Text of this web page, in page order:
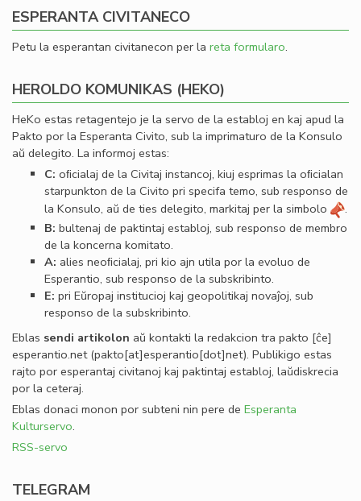
ESPERANTA CIVITANECO
Petu la esperantan civitanecon per la reta formularo.
HEROLDO KOMUNIKAS (HEKO)
HeKo estas retagentejo je la servo de la establoj en kaj apud la
Pakto por la Esperanta Civito, sub la imprimaturo de la Konsulo
aŭ delegito. La informoj estas:
C: oﬁcialaj de la Civitaj instancoj, kiuj esprimas la oﬁcialan
starpunkton de la Civito pri specifa temo, sub responso de
la Konsulo, aŭ de ties delegito, markitaj per la simbolo
.
B: bultenaj de paktintaj establoj, sub responso de membro
de la koncerna komitato.
A: alies neoﬁcialaj, pri kio ajn utila por la evoluo de
Esperantio, sub responso de la subskribinto.
E: pri Eŭropaj institucioj kaj geopolitikaj novaĵoj, sub
responso de la subskribinto.
Eblas sendi artikolon aŭ kontakti la redakcion tra pakto [ĉe]
esperantio.net(pakto[at]esperantio[dot]net). Publikigo estas
rajto por esperantaj civitanoj kaj paktintaj establoj, laŭdiskrecia
por la ceteraj.
Eblas donaci monon por subteni nin pere de Esperanta
Kulturservo.
RSS-servo
TELEGRAM